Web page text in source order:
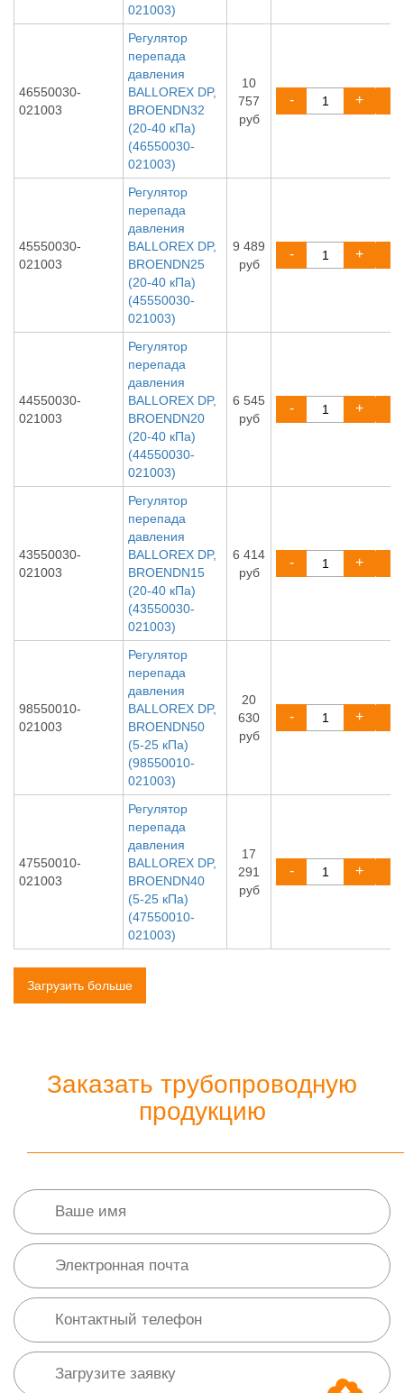
021003)
46550030-
021003
Регулятор
перепада
давления
BALLOREX DP,
BROENDN32
(20-40 кПа)
(46550030-
021003)
10
757
руб
- +
45550030-
021003
Регулятор
перепада
давления
BALLOREX DP,
BROENDN25
(20-40 кПа)
(45550030-
021003)
9 489
руб
- +
44550030-
021003
Регулятор
перепада
давления
BALLOREX DP,
BROENDN20
(20-40 кПа)
(44550030-
021003)
6 545
руб
- +
43550030-
021003
Регулятор
перепада
давления
BALLOREX DP,
BROENDN15
(20-40 кПа)
(43550030-
021003)
6 414
руб
- +
98550010-
021003
Регулятор
перепада
давления
BALLOREX DP,
BROENDN50
(5-25 кПа)
(98550010-
021003)
20
630
руб
- +
47550010-
021003
Регулятор
перепада
давления
BALLOREX DP,
BROENDN40
(5-25 кПа)
(47550010-
021003)
17
291
руб
- +
Загрузить больше
Заказать трубопроводную
продукцию